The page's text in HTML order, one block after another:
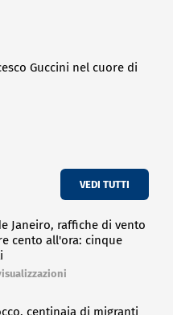
Guccini nel cuore di
VEDI TUTTI
Janeiro, raffiche di vento
cento all'ora: cinque
centinaia di migranti